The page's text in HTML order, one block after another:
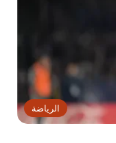
الرياضة